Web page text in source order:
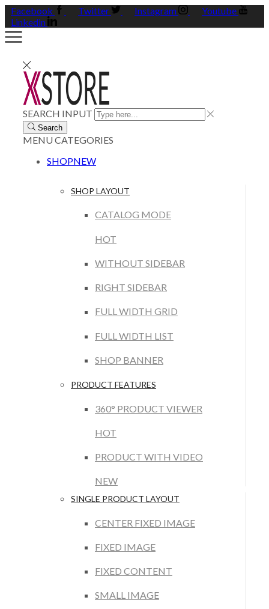
Facebook Twitter Instagram
Youtube
Linkedin
SEARCH INPUT
Search
MENUCATEGORIES
SHOPNEW
SHOP LAYOUT
CATALOG MODE
HOT
WITHOUT SIDEBAR
RIGHT SIDEBAR
FULL WIDTH GRID
FULL WIDTH LIST
SHOP BANNER
PRODUCT FEATURES
360° PRODUCT VIEWER
HOT
PRODUCT WITH VIDEO
NEW
SINGLE PRODUCT LAYOUT
CENTER FIXED IMAGE
FIXED IMAGE
FIXED CONTENT
SMALL IMAGE